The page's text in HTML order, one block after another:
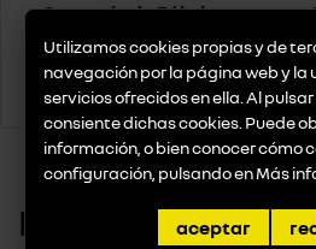
Garantía de Fábrica
hasta 5 años desde la
fecha de matriculación.
Promociones
Utilizamos cookies propias y de
navegación por la página web y la
servicios ofrecidos en ella. Al
consiente dichas cookies. Puede
información, o bien conocer cómo
configuración, pulsando enMás
aceptar